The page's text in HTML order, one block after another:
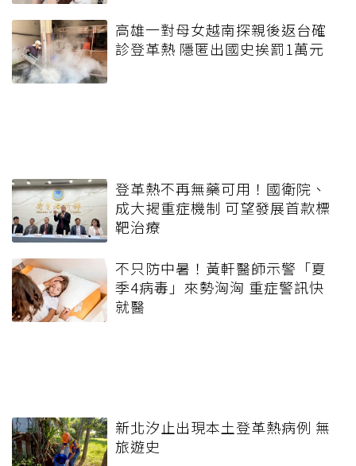
高雄一對母女越南探親後返台確
診登革熱 隱匿出國史挨罰1萬元
登革熱不再無藥可用！國衛院、
成大揭重症機制 可望發展首款標
靶治療
不只防中暑！黃軒醫師示警「夏
季4病毒」來勢洶洶 重症警訊快
就醫
新北汐止出現本土登革熱病例 無
旅遊史